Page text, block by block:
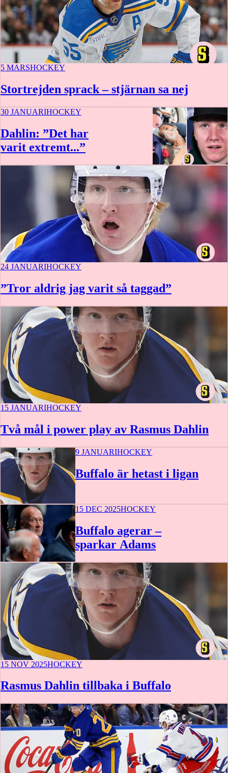
5 MARSHOCKEY
Stortrejden sprack – stjärnan sa nej
30 JANUARIHOCKEY
Dahlin: ”Det har
varit extremt...”
24 JANUARIHOCKEY
”Tror aldrig jag varit så taggad”
15 JANUARIHOCKEY
Två mål i power play av Rasmus Dahlin
9 JANUARIHOCKEY
Buffalo är hetast i ligan
15 DEC 2025HOCKEY
Buffalo agerar –
sparkar Adams
15 NOV 2025HOCKEY
Rasmus Dahlin tillbaka i Buffalo